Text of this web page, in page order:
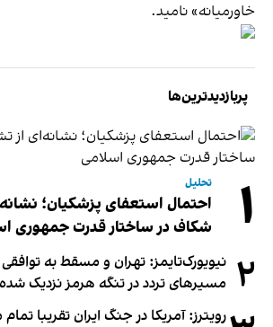
خاورمیانه» نامید.
پربازدیدترین‌ها
۱ تحلیل
احتمال استعفای پزشکیان؛
شکاف در ساختار قدرت جمهوری
۲ نیویورک‌تایمز: تهران و مسقط به
مسیرهای تردد در تنگه هرمز نزدیک
رویترز: آمریکا در جنگ ایران تقریبا